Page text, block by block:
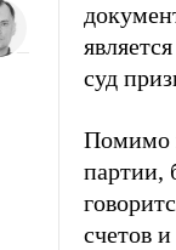
суд
Помимо
партии,
счетов